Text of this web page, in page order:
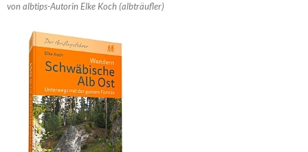
von albtips-Autorin Elke Koch (albträufler)